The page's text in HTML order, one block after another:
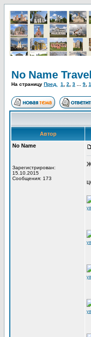
No Name Travel
На страницу Пред. 1 2 3 9
Автор
No Name
Зарегистрирован:
15.10.2015
Сообщения: 173